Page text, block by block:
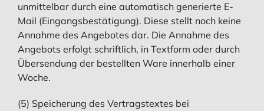
unmittelbar durch eine automatisch generierte E-
Mail (Eingangsbestätigung). Diese stellt noch keine
Annahme des Angebotes dar. Die Annahme des
Angebots erfolgt schriftlich, in Textform oder durch
Übersendung der bestellten Ware innerhalb einer
Woche.
(5) Speicherung des Vertragstextes bei